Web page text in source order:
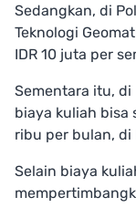
Sedangkan, di
Teknologi
IDR 10 juta per
Sementara itu, di
biaya kuliah bisa
ribu per bulan, di
Selain biaya